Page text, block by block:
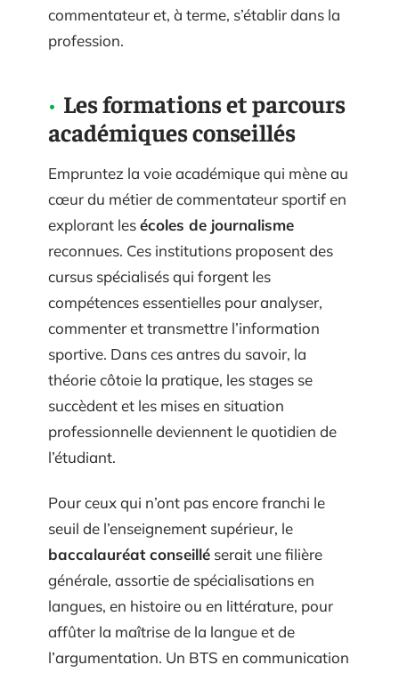
commentateur et, à terme, s’établir dans la
profession.
Les formations et parcours
académiques conseillés
Empruntez la voie académique qui mène au
cœur du métier de commentateur sportif en
explorant lesécoles de journalisme
reconnues. Ces institutions proposent des
cursus spécialisés qui forgent les
compétences essentielles pour analyser,
commenter et transmettre l’information
sportive. Dans ces antres du savoir, la
théorie côtoie la pratique, les stages se
succèdent et les mises en situation
professionnelle deviennent le quotidien de
l’étudiant.
Pour ceux qui n’ont pas encore franchi le
seuil de l’enseignement supérieur, le
baccalauréat conseillé serait une filière
générale, assortie de spécialisations en
langues, en histoire ou en littérature, pour
affûter la maîtrise de la langue et de
l’argumentation. Un BTS en communication